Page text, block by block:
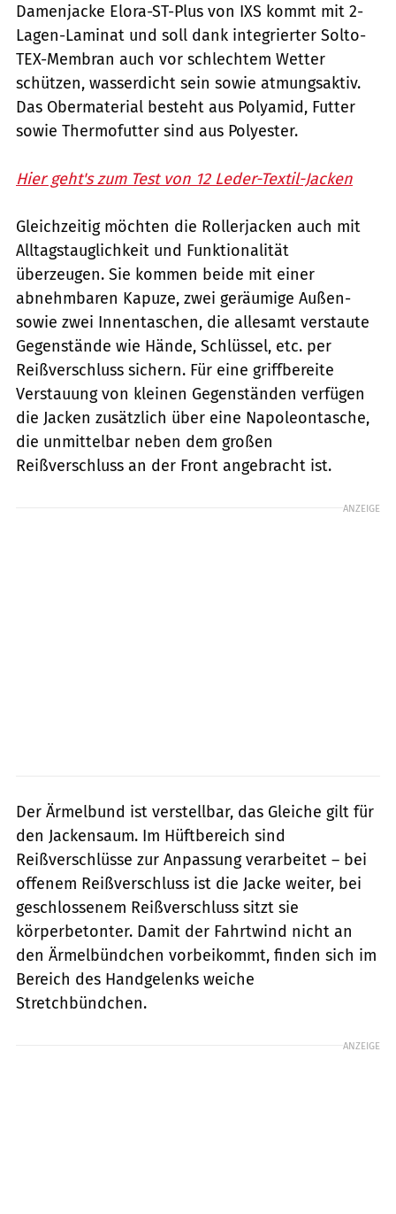
Damenjacke Elora-ST-Plus von IXS kommt mit 2-
Lagen-Laminat und soll dank integrierter Solto-
TEX-Membran auch vor schlechtem Wetter
schützen, wasserdicht sein sowie atmungsaktiv.
Das Obermaterial besteht aus Polyamid, Futter
sowie Thermofutter sind aus Polyester.
Hier geht's zum Test von 12 Leder-Textil-Jacken
Gleichzeitig möchten die Rollerjacken auch mit
Alltagstauglichkeit und Funktionalität
überzeugen. Sie kommen beide mit einer
abnehmbaren Kapuze, zwei geräumige Außen-
sowie zwei Innentaschen, die allesamt verstaute
Gegenstände wie Hände, Schlüssel, etc. per
Reißverschluss sichern. Für eine griffbereite
Verstauung von kleinen Gegenständen verfügen
die Jacken zusätzlich über eine Napoleontasche,
die unmittelbar neben dem großen
Reißverschluss an der Front angebracht ist.
ANZEIGE
Der Ärmelbund ist verstellbar, das Gleiche gilt für
den Jackensaum. Im Hüftbereich sind
Reißverschlüsse zur Anpassung verarbeitet – bei
offenem Reißverschluss ist die Jacke weiter, bei
geschlossenem Reißverschluss sitzt sie
körperbetonter. Damit der Fahrtwind nicht an
den Ärmelbündchen vorbeikommt, finden sich im
Bereich des Handgelenks weiche
Stretchbündchen.
ANZEIGE